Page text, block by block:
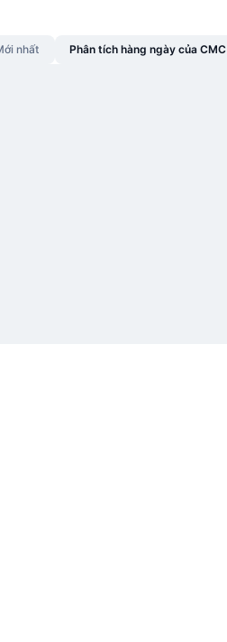
nhất Phân tích hàng ngày của CMC